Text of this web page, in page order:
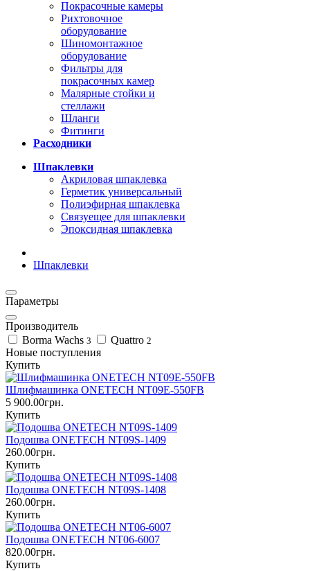
Покрасочные камеры
Рихтовочное
оборудование
Шиномонтажное
оборудование
Фильтры для
покрасочных камер
Малярные стойки и
стеллажи
Шланги
Фитинги
Расходники
Шпаклевки
Акриловая шпаклевка
Герметик универсальный
Полиэфирная шпаклевка
Связуещее для шпаклевки
Эпоксидная шпаклевка
Шпаклевки
Параметры
Производитель
Borma Wachs 3 Quattro 2
Новые поступления
Купить
Шлифмашинка ONETECH NT09E-550FB
5 900.00грн.
Купить
Подошва ONETECH NT09S-1409
260.00грн.
Купить
Подошва ONETECH NT09S-1408
260.00грн.
Купить
Подошва ONETECH NT06-6007
820.00грн.
Купить